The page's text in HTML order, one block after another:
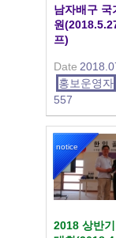
남자배구 국
원
프)
Date
홍보운영자
557
notice
2018 상반